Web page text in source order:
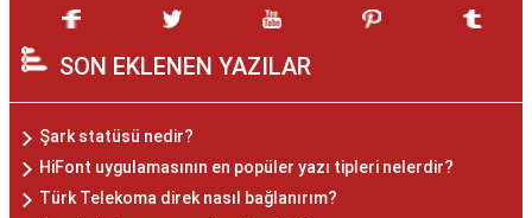
SON EKLENEN YAZILAR
Şark statüsü nedir?
HiFont uygulamasının en popüler yazı tipleri nelerdir?
Türk Telekoma direk nasıl bağlanırım?